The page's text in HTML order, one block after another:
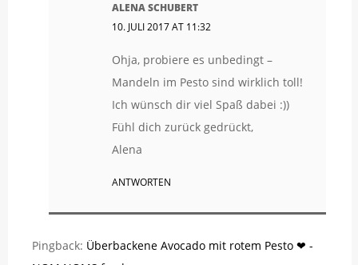
ALENA SCHUBERT
10. JULI 2017 AT 11:32
Ohja, probiere es unbedingt –
Mandeln im Pesto sind wirklich toll!
Ich wünsch dir viel Spaß dabei :))
Fühl dich zurück gedrückt,
Alena
ANTWORTEN
Pingback: Überbackene Avocado mit rotem Pesto ❤ -